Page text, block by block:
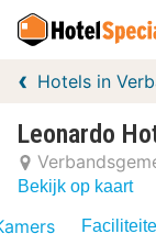
Hotels in
Leonardo
Bekijk op kaart